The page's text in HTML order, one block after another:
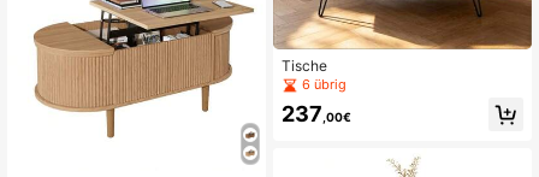
Tische
6 übrig
237 ,00€